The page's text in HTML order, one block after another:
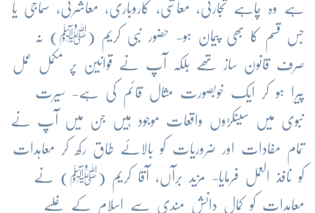
ہے وہ چاہے تجارتی، معاشی، کاروباری، معاشرتی، سماجی یا
جس قسم کا بھی پیمان ہو- حضور نبی کریم (ﷺ) نہ
صرف قانون ساز تھے بلکہ آپ نے قوانین پر مکمل عمل
پیرا ہو کر ایک خوبصورت مثال قائم کی ہے- سیرت
نبوی میں سینکڑوں واقعات موجود ہیں جن میں آپ نے
تمام مفادات اور ضروریات کو بالائے طاق رکھ کر معاہدات
کو نافذ العمل فرمایا- مزید برآں، آقا کریم (ﷺ) نے
معاہدات کو کمال دانش مندی سے اسلام کے غلبے